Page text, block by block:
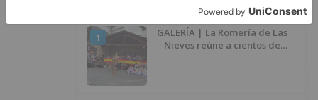
1
GALERÍA | La Romería de Las
Nieves reúne a cientos de